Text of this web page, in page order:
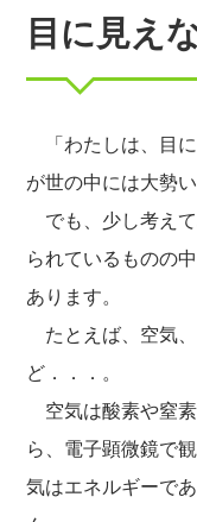
目に見え
「わたしは、目
が世の中には大勢
でも、少し考え
られているものの
あります。
たとえば、空気
ど．．．。
空気は酸素や窒
ら、電子顕微鏡で
気はエネルギーで